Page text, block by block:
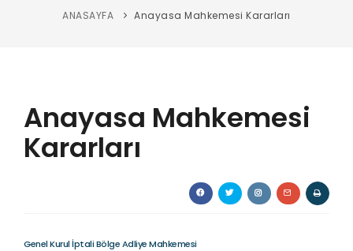
HAKKIMIZDA
KILAVUZLAR
İLETİŞİM
ANASAYFA Anayasa Mahkemesi Kararları
Anayasa Mahkemesi
Kararları
Genel Kurul İptali Bölge Adliye Mahkemesi